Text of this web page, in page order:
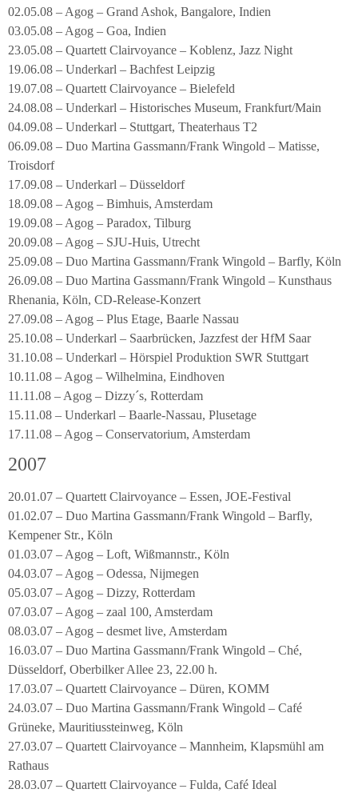
02.05.08 – Agog – Grand Ashok, Bangalore, Indien
03.05.08 – Agog – Goa, Indien
23.05.08 – Quartett Clairvoyance – Koblenz, Jazz Night
19.06.08 – Underkarl – Bachfest Leipzig
19.07.08 – Quartett Clairvoyance – Bielefeld
24.08.08 – Underkarl – Historisches Museum, Frankfurt/Main
04.09.08 – Underkarl – Stuttgart, Theaterhaus T2
06.09.08 – Duo Martina Gassmann/Frank Wingold – Matisse,
Troisdorf
17.09.08 – Underkarl – Düsseldorf
18.09.08 – Agog – Bimhuis, Amsterdam
19.09.08 – Agog – Paradox, Tilburg
20.09.08 – Agog – SJU-Huis, Utrecht
25.09.08 – Duo Martina Gassmann/Frank Wingold – Barfly, Köln
26.09.08 – Duo Martina Gassmann/Frank Wingold – Kunsthaus
Rhenania, Köln, CD-Release-Konzert
27.09.08 – Agog – Plus Etage, Baarle Nassau
25.10.08 – Underkarl – Saarbrücken, Jazzfest der HfM Saar
31.10.08 – Underkarl – Hörspiel Produktion SWR Stuttgart
10.11.08 – Agog – Wilhelmina, Eindhoven
11.11.08 – Agog – Dizzy´s, Rotterdam
15.11.08 – Underkarl – Baarle-Nassau, Plusetage
17.11.08 – Agog – Conservatorium, Amsterdam
2007
20.01.07 – Quartett Clairvoyance – Essen, JOE-Festival
01.02.07 – Duo Martina Gassmann/Frank Wingold – Barfly,
Kempener Str., Köln
01.03.07 – Agog – Loft, Wißmannstr., Köln
04.03.07 – Agog – Odessa, Nijmegen
05.03.07 – Agog – Dizzy, Rotterdam
07.03.07 – Agog – zaal 100, Amsterdam
08.03.07 – Agog – desmet live, Amsterdam
16.03.07 – Duo Martina Gassmann/Frank Wingold – Ché,
Düsseldorf, Oberbilker Allee 23, 22.00 h.
17.03.07 – Quartett Clairvoyance – Düren, KOMM
24.03.07 – Duo Martina Gassmann/Frank Wingold – Café
Grüneke, Mauritiussteinweg, Köln
27.03.07 – Quartett Clairvoyance – Mannheim, Klapsmühl am
Rathaus
28.03.07 – Quartett Clairvoyance – Fulda, Café Ideal